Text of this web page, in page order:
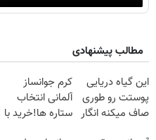
مطالب پیشنهادی
این گیاه دریایی
پوستت رو طوری
صاف میکنه انگار
کرم جوانساز
آلمانی انتخاب
ستاره ها!خرید با